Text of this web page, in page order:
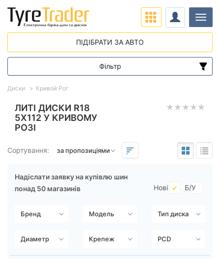
ЛИТІ ДИСКИ R18
5X112 У КРИВОМУ
РОЗІ
Сортування:
Надіслати заявку на купівлю шин
понад 50 магазинів
Нові Б/У
Диски Кривой Рог
ПІДІБРАТИ ЗА АВТО
Фільтр
Діапазон цін
від
Ступиця (dia)
від до